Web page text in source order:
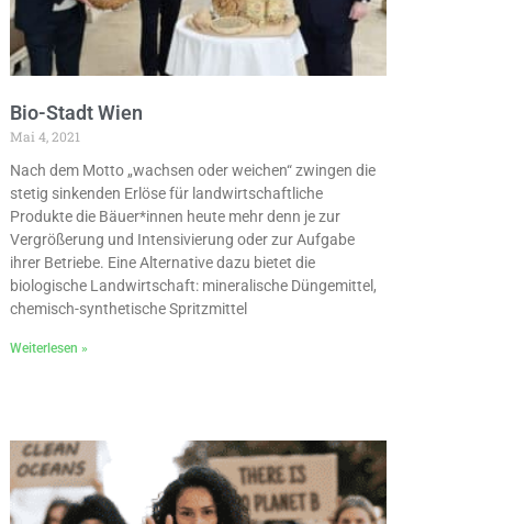
Bio-Stadt Wien
Mai 4, 2021
Nach dem Motto „wachsen oder weichen“ zwingen die
stetig sinkenden Erlöse für landwirtschaftliche
Produkte die Bäuer*innen heute mehr denn je zur
Vergrößerung und Intensivierung oder zur Aufgabe
ihrer Betriebe. Eine Alternative dazu bietet die
biologische Landwirtschaft: mineralische Düngemittel,
chemisch-synthetische Spritzmittel
Weiterlesen »